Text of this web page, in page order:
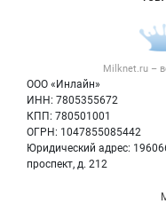
Milknet.ru –
ООО «Инлайн»
ИНН: 7805355672
КПП: 780501001
ОГРН: 1047855085442
Юридический адрес:
проспект, д. 212
Политика